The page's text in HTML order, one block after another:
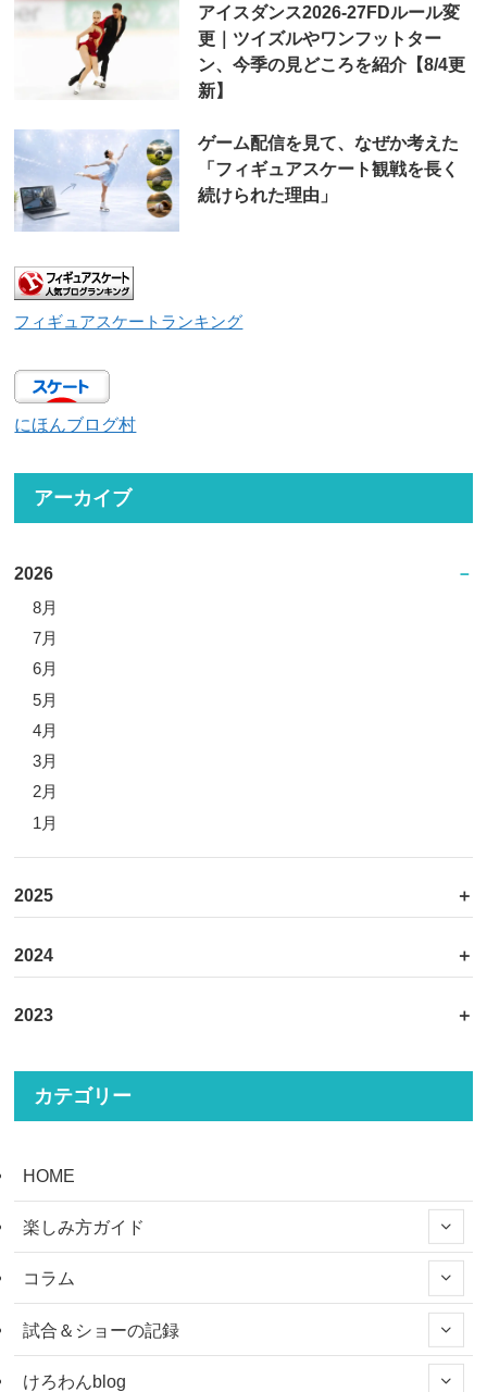
アイスダンス2026-27FDルール変
更｜ツイズルやワンフットター
ン、今季の見どころを紹介【8/4更
新】
ゲーム配信を見て、なぜか考えた
「フィギュアスケート観戦を長く
続けられた理由」
フィギュアスケートランキング
にほんブログ村
アーカイブ
2026
8月
7月
6月
5月
4月
3月
2月
1月
2025
2024
2023
カテゴリー
HOME
楽しみ方ガイド
コラム
試合＆ショーの記録
けろわんblog